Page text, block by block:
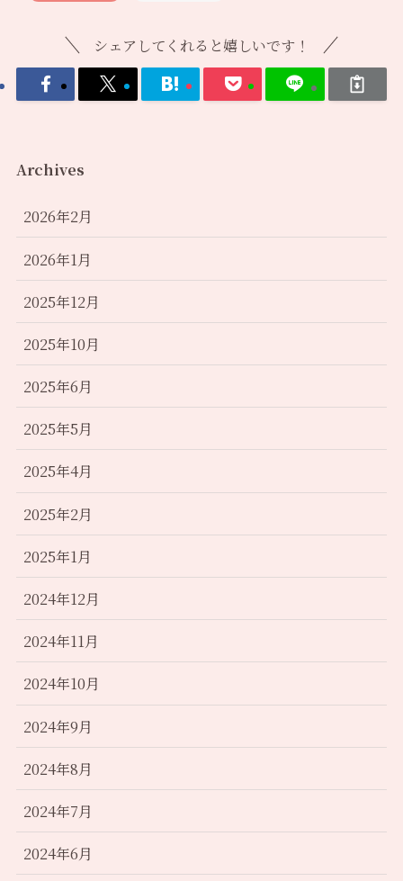
シェアしてくれると嬉しいです！
Archives
2026年2月
2026年1月
2025年12月
2025年10月
2025年6月
2025年5月
2025年4月
2025年2月
2025年1月
2024年12月
2024年11月
2024年10月
2024年9月
2024年8月
2024年7月
2024年6月